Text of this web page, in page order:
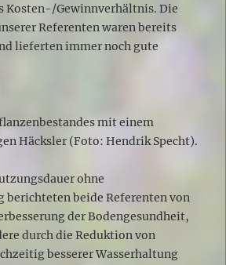
Kosten-/Gewinnverhältnis. Die
Referenten waren bereits
lieferten immer noch gute
mit einem
Häcksler (Foto: Hendrik Specht).
ohne
berichteten beide Referenten von
der Bodengesundheit,
durch die Reduktion von
besserer Wasserhaltung